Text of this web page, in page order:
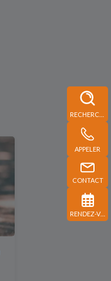
APPELER
CONTACT
RENDEZ-VOUS